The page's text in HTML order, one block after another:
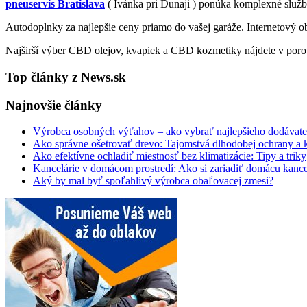
pneuservis Bratislava ( Ivánka pri Dunaji ) ponúka komplexné
Autodoplnky za najlepšie ceny priamo do vašej garáže. Internetový
Najširší výber CBD olejov, kvapiek a CBD kozmetiky nájdete v
Top články z News.sk
Najnovšie články
Výrobca osobných výťahov – ako vybrať najlepšieho
Ako správne ošetrovať drevo: Tajomstvá dlhodobej ochrany a
Ako efektívne ochladiť miestnosť bez klimatizácie: Tipy a triky
Kancelárie v domácom prostredí: Ako si zariadiť domácu
Aký by mal byť spoľahlivý výrobca obaľovacej zmesi?